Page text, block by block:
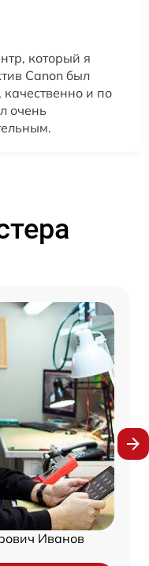
который я
Canon был
и по
очень
Иванов